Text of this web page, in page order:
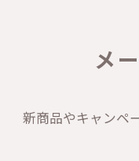
メ
新商品やキャンペ